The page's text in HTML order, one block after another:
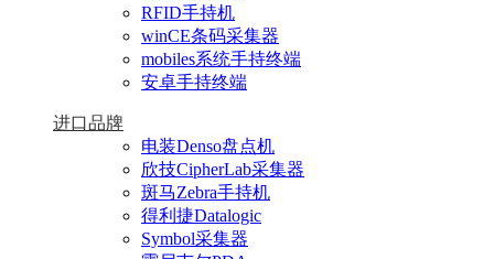
RFID手持机
winCE条码采集器
mobiles系统手持终端
安卓手持终端
进口品牌
电装Denso盘点机
欣技CipherLab采集器
斑马Zebra手持机
得利捷Datalogic
Symbol采集器